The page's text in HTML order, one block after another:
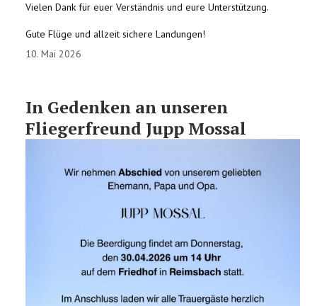
Vielen Dank für euer Verständnis und eure Unterstützung.
Gute Flüge und allzeit sichere Landungen!
10. Mai 2026
In Gedenken an unseren
Fliegerfreund Jupp Mossal